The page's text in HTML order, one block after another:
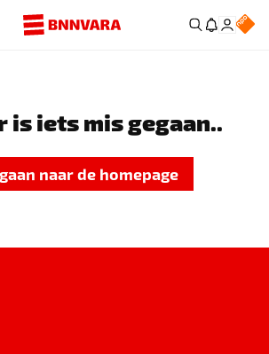
is iets mis gegaan..
naar de homepage